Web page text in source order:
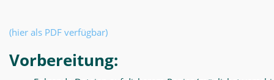
(hier als PDF verfügbar)
Vorbereitung: